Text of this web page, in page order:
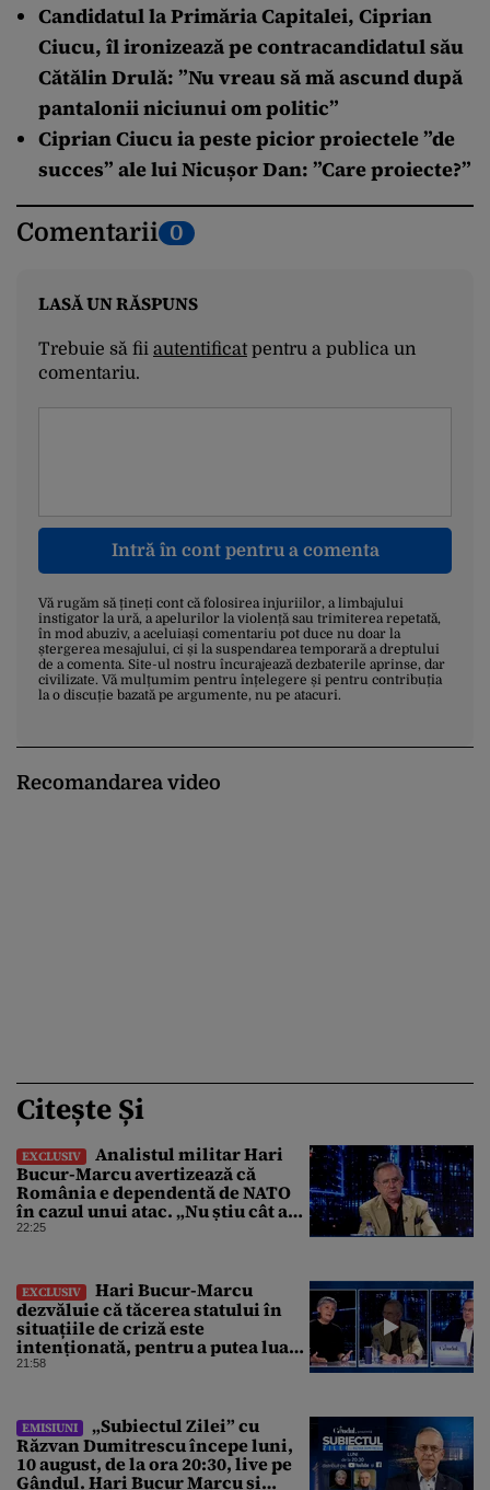
Candidatul la Primăria Capitalei, Ciprian
Ciucu, îl ironizează pe contracandidatul său
Cătălin Drulă: ”Nu vreau să mă ascund după
pantalonii niciunui om politic”
Ciprian Ciucu ia peste picior proiectele ”de
succes” ale lui Nicușor Dan: ”Care proiecte?”
Comentarii 0
LASĂ UN RĂSPUNS
Trebuie să fii autentificatpentru a publica un
comentariu.
Intră în cont pentru a comenta
Vă rugăm să țineți cont că folosirea injuriilor, a limbajului
instigator la ură, a apelurilor la violență sau trimiterea repetată,
în mod abuziv, a aceluiași comentariu pot duce nu doar la
ștergerea mesajului, ci și la suspendarea temporară a dreptului
de a comenta. Site-ul nostru încurajează dezbaterile aprinse, dar
civilizate. Vă mulțumim pentru înțelegere și pentru contribuția
la o discuție bazată pe argumente, nu pe atacuri.
Recomandarea video
Citește Și
EXCLUSIV
Analistul militar Hari
Bucur-Marcu avertizează că
România e dependentă de NATO
în cazul unui atac. „Nu știu cât ar
rezista țara fără ajutor ”
22:25
EXCLUSIV
Hari Bucur-Marcu
dezvăluie că tăcerea statului în
situațiile de criză este
intenționată, pentru a putea lua
decizii fără să ne spună
21:58
EMISIUNI
„Subiectul Zilei” cu
Răzvan Dumitrescu începe luni,
10 august, de la ora 20:30, live pe
Gândul. Hari Bucur Marcu și